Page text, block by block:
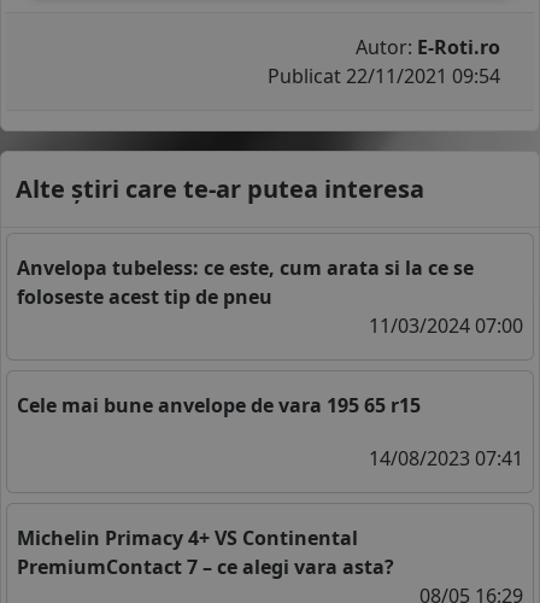
Autor: E-Roti.ro
Publicat 22/11/2021 09:54
Alte știri care te-ar putea interesa
Anvelopa tubeless: ce este, cum arata si la ce se
foloseste acest tip de pneu
11/03/2024 07:00
Cele mai bune anvelope de vara 195 65 r15
14/08/2023 07:41
Michelin Primacy 4+ VS Continental
PremiumContact 7 – ce alegi vara asta?
08/05 16:29